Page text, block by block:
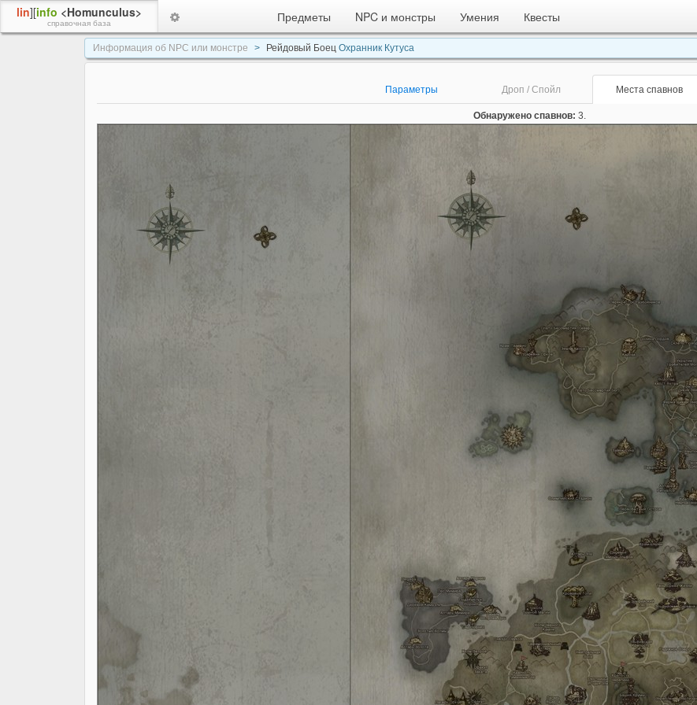
lin][info <Homunculus>
справочная база Предметы NPC и монстры Умения Квесты
Информация об NPC или монстре Рейдовый Боец Охранник Кутуса
Параметры Дроп / Спойл Места спавнов
Обнаружено спавнов: 3.